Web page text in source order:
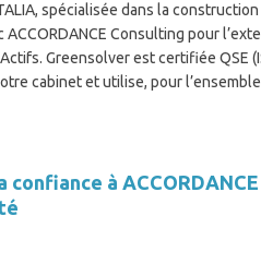
spécialisée dans la
Consulting pour
Greensolver est certifiée QSE
cabinet et utilise, pour
confiance à